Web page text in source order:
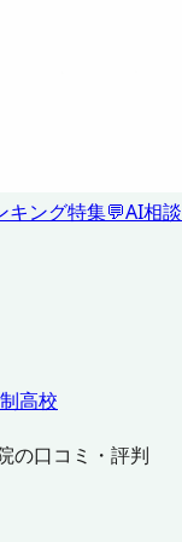
キング特集💬AI相談
高校
の口コミ・評判